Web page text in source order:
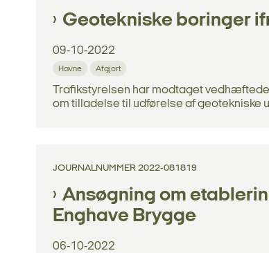
Geotekniske boringer
09-10-2022
Havne Afgjort
Trafikstyrelsen har modtaget
om tilladelse til udførelse af geotekniske
JOURNALNUMMER 2022-081819
Ansøgning om
Enghave Brygge
06-10-2022